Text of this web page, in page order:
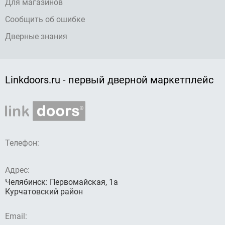
Для магазинов
Сообщить об ошибке
Дверные знания
Linkdoors.ru - первый дверной маркетплейс
Телефон:
Адрес:
Челябинск: Первомайская, 1а
Курчатовский район
Email: